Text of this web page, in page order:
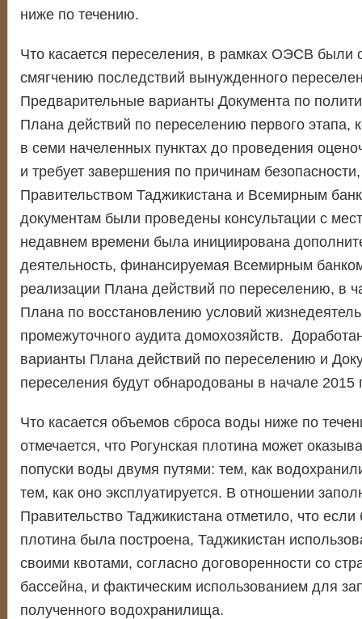
ниже по течению.
Что касается переселения, в рамках ОЭСВ
смягчению последствий вынужденного
Предварительные варианты Документа по
Плана действий по переселению первого этапа,
в семи начеленных пунктах до проведения
и требует завершения по причинам
Правительством Таджикистана и Всемирным
документам были проведены консультации с
недавнем времени была инициирована
деятельность, финансируемая Всемирным
реализации Плана действий по переселению, в
Плана по восстановлению условий
промежуточного аудита домохозяйств.
варианты Плана действий по переселению и
переселения будут обнародованы в начале 2015
Что касается объемов сброса воды ниже по
отмечается, что Рогунская плотина может
попуски воды двумя путями: тем, как
тем, как оно эксплуатируется. В отношении
Правительство Таджикистана отметило, что если
плотина была построена, Таджикистан
своими квотами, согласно договоренности со
бассейна, и фактическим использованием для
полученного водохранилища.